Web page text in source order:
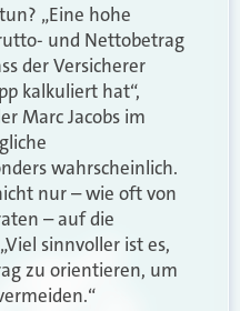
„Eine hohe
und Nettobetrag
der Versicherer
kalkuliert hat“,
Marc Jacobs im
wahrscheinlich.
nur – wie oft von
– auf die
sinnvoller ist es,
zu orientieren, um